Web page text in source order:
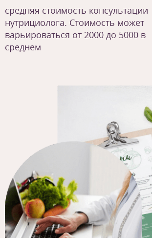
средняя стоимость консультации
нутрициолога. Стоимость может
варьироваться от 2000 до 5000 в
среднем